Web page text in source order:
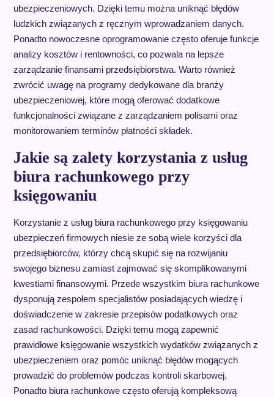
ubezpieczeniowych. Dzięki temu można uniknąć błędów
ludzkich związanych z ręcznym wprowadzaniem danych.
Ponadto nowoczesne oprogramowanie często oferuje funkcje
analizy kosztów i rentowności, co pozwala na lepsze
zarządzanie finansami przedsiębiorstwa. Warto również
zwrócić uwagę na programy dedykowane dla branży
ubezpieczeniowej, które mogą oferować dodatkowe
funkcjonalności związane z zarządzaniem polisami oraz
monitorowaniem terminów płatności składek.
Jakie są zalety korzystania z usług
biura rachunkowego przy
księgowaniu
Korzystanie z usług biura rachunkowego przy księgowaniu
ubezpieczeń firmowych niesie ze sobą wiele korzyści dla
przedsiębiorców, którzy chcą skupić się na rozwijaniu
swojego biznesu zamiast zajmować się skomplikowanymi
kwestiami finansowymi. Przede wszystkim biura rachunkowe
dysponują zespołem specjalistów posiadających wiedzę i
doświadczenie w zakresie przepisów podatkowych oraz
zasad rachunkowości. Dzięki temu mogą zapewnić
prawidłowe księgowanie wszystkich wydatków związanych z
ubezpieczeniem oraz pomóc uniknąć błędów mogących
prowadzić do problemów podczas kontroli skarbowej.
Ponadto biura rachunkowe często oferują kompleksową